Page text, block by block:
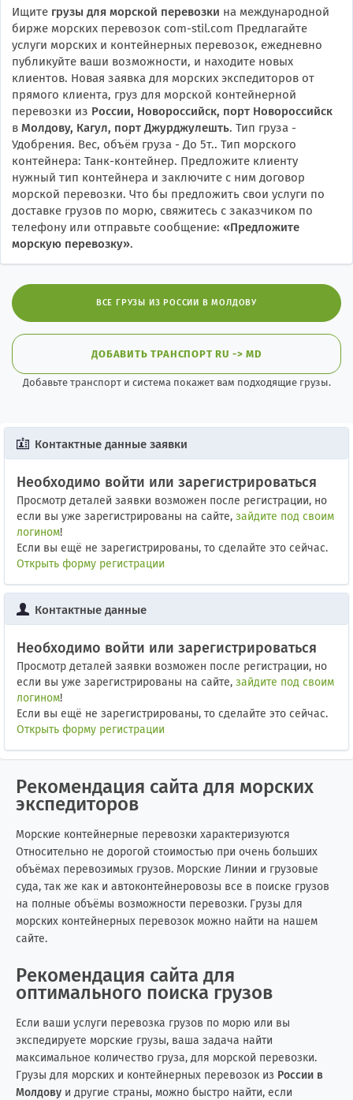
Ищите грузы для морской перевозки на международной
бирже морских перевозок com-stil.com Предлагайте
услуги морских и контейнерных перевозок, ежедневно
публикуйте ваши возможности, и находите новых
клиентов. Новая заявка для морских экспедиторов от
прямого клиента, груз для морской контейнерной
перевозки из России, Новороссийск, порт Новороссийск
в Молдову, Кагул, порт Джурджулешть. Тип груза -
Удобрения. Вес, объём груза - До 5т.. Тип морского
контейнера: Танк-контейнер. Предложите клиенту
нужный тип контейнера и заключите с ним договор
морской перевозки. Что бы предложить свои услуги по
доставке грузов по морю, свяжитесь с заказчиком по
телефону или отправьте сообщение: «Предложите
морскую перевозку».
ВСЕ ГРУЗЫ ИЗ РОССИИ В МОЛДОВУ
ДОБАВИТЬ ТРАНСПОРТ RU -> MD
Добавьте транспорт и система покажет вам подходящие грузы.
Контактные данные заявки
Необходимо войти или зарегистрироваться
Просмотр деталей заявки возможен после регистрации, но
если вы уже зарегистрированы на сайте, зайдите под своим
логином!
Если вы ещё не зарегистрированы, то сделайте это сейчас.
Открыть форму регистрации
Контактные данные
Необходимо войти или зарегистрироваться
Просмотр деталей заявки возможен после регистрации, но
если вы уже зарегистрированы на сайте, зайдите под своим
логином!
Если вы ещё не зарегистрированы, то сделайте это сейчас.
Открыть форму регистрации
Рекомендация сайта для морских
экспедиторов
Морские контейнерные перевозки характеризуются
Относительно не дорогой стоимостью при очень больших
объёмах перевозимых грузов. Морские Линии и грузовые
суда, так же как и автоконтейнеровозы все в поиске грузов
на полные объёмы возможности перевозки. Грузы для
морских контейнерных перевозок можно найти на нашем
сайте.
Рекомендация сайта для
оптимального поиска грузов
Если ваши услуги перевозка грузов по морю или вы
экспедируете морские грузы, ваша задача найти
максимальное количество груза, для морской перевозки.
Грузы для морских и контейнерных перевозок из России в
Молдову и другие страны, можно быстро найти, если